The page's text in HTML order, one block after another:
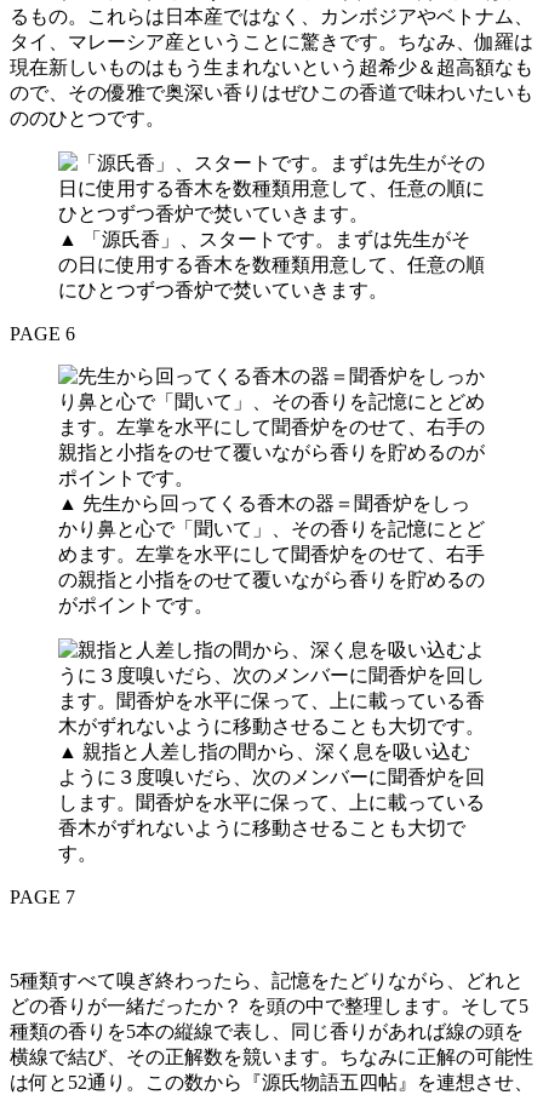
るもの。これらは日本産ではなく、カンボジアやベトナム、
タイ、マレーシア産ということに驚きです。ちなみ、伽羅は
現在新しいものはもう生まれないという超希少＆超高額なも
ので、その優雅で奥深い香りはぜひこの香道で味わいたいも
ののひとつです。
▲ 「源氏香」、スタートです。まずは先生がそ
の日に使用する香木を数種類用意して、任意の順
にひとつずつ香炉で焚いていきます。
PAGE 6
▲ 先生から回ってくる香木の器＝聞香炉をしっ
かり鼻と心で「聞いて」、その香りを記憶にとど
めます。左掌を水平にして聞香炉をのせて、右手
の親指と小指をのせて覆いながら香りを貯めるの
がポイントです。
▲ 親指と人差し指の間から、深く息を吸い込む
ように３度嗅いだら、次のメンバーに聞香炉を回
します。聞香炉を水平に保って、上に載っている
香木がずれないように移動させることも大切で
す。
PAGE 7
5種類すべて嗅ぎ終わったら、記憶をたどりながら、どれと
どの香りが一緒だったか？ を頭の中で整理します。そして5
種類の香りを5本の縦線で表し、同じ香りがあれば線の頭を
横線で結び、その正解数を競います。ちなみに正解の可能性
は何と52通り。この数から『源氏物語五四帖』を連想させ、